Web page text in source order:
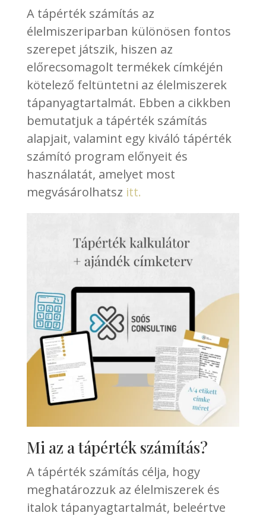
A tápérték számítás az
élelmiszeriparban különösen fontos
szerepet játszik, hiszen az
előrecsomagolt termékek címkéjén
kötelező feltüntetni az élelmiszerek
tápanyagtartalmát. Ebben a cikkben
bemutatjuk a tápérték számítás
alapjait, valamint egy kiváló tápérték
számító program előnyeit és
használatát, amelyet most
megvásárolhatsz itt.
Mi az a tápérték számítás?
A tápérték számítás célja, hogy
meghatározzuk az élelmiszerek és
italok tápanyagtartalmát, beleértve